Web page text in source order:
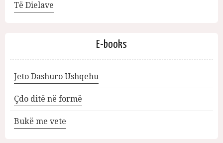
Të Dielave
E-books
Jeto Dashuro Ushqehu
Çdo ditë në formë
Bukë me vete